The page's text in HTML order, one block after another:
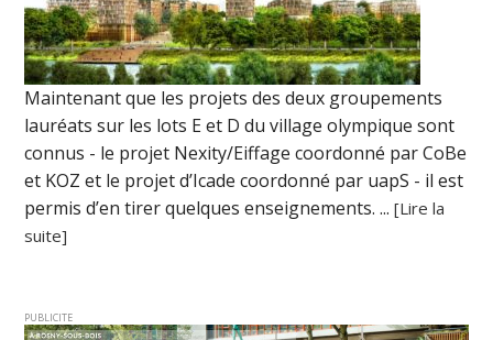
Maintenant que les projets des deux groupements
lauréats sur les lots E et D du village olympique sont
connus - le projet Nexity/Eiffage coordonné par CoBe
et KOZ et le projet d’Icade coordonné par uapS - il est
permis d’en tirer quelques enseignements. ...[Lire la
suite]
PUBLICITE